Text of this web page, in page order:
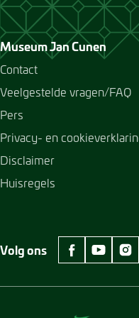
Museum Jan Cunen
Contact
Veelgestelde vragen/FAQ
Pers
Privacy- en
Disclaimer
Huisregels
Volg ons
facebookyoutube